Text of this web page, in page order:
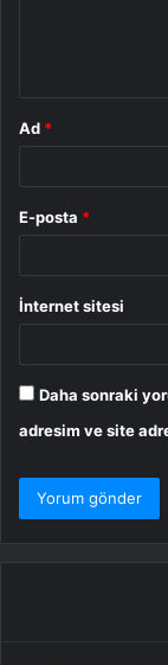
Ad *
E-posta *
İnternet sitesi
Daha sonraki
adresim ve site